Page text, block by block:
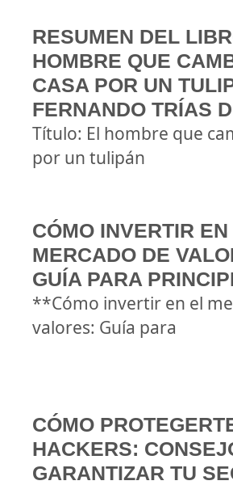
RESUMEN DEL
HOMBRE QUE
CASA POR UN
FERNANDO TRÍAS
Título: El hombre que
por un tulipán
CÓMO INVERTIR
MERCADO DE
GUÍA PARA
**Cómo invertir en el
valores: Guía para
CÓMO
HACKERS:
GARANTIZAR TU